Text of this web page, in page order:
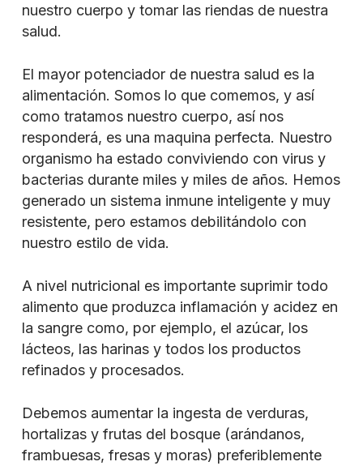
nuestro cuerpo y tomar las riendas de nuestra
salud.
El mayor potenciador de nuestra salud es la
alimentación. Somos lo que comemos, y así
como tratamos nuestro cuerpo, así nos
responderá, es una maquina perfecta. Nuestro
organismo ha estado conviviendo con virus y
bacterias durante miles y miles de años. Hemos
generado un sistema inmune inteligente y muy
resistente, pero estamos debilitándolo con
nuestro estilo de vida.
A nivel nutricional es importante suprimir todo
alimento que produzca inflamación y acidez en
la sangre como, por ejemplo, el azúcar, los
lácteos, las harinas y todos los productos
refinados y procesados.
Debemos aumentar la ingesta de verduras,
hortalizas y frutas del bosque (arándanos,
frambuesas, fresas y moras) preferiblemente